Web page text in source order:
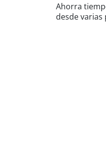
Ahorra
desde varias